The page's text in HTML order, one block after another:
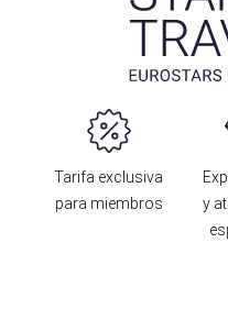
Tarifa exclusiva
para miembros
y